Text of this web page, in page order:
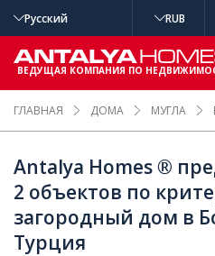
ГЛАВНАЯ ДОМА МУГЛА
Antalya Homes ®
2 объектов по
загородный дом в
Турция
Русский RUB
ВЕДУЩАЯ КОМПАНИЯ ПО
РАСШИРЕННЫ
Й ПОИСК